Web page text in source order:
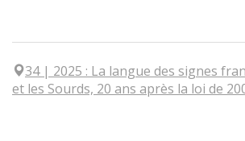
34| 2025 : La langue des signes
et les Sourds, 20 ans après la loi de